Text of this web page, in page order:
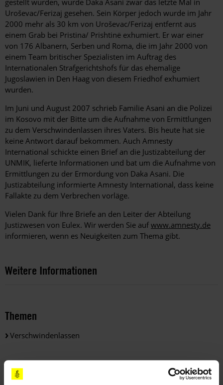
Uroševac/Ferizaj gesehen. Sein Körper jedoch wurde im Jahr
2000 mehr als 30 km von Uroševac/Ferizaj entfernt aus
einem Grab bei Pristina/ Prishtinë exhumiert. Er war einer
von 176 Albanern, Serben und Roma, die im Jahr 2000 von
einem Team britischer Spezialisten im Auftrag des
Internationalen Strafgerichtshofs für das ehemalige
Jugoslawien in Den Haag von diesem Friedhof exhumiert
wurden.
Im Juni und August 2007 schrieb Familie Asani an die Polizei
im Kosovo mit der Bitte um die Aufnahme von Ermittlungen
zu dem Verschwindenlassen ihres Vaters. Bis heute hat sie
keine Antwort darauf bekommen. Auch Amnesty
International schickte einen Brief an die Justizabteilung der
UNMIK, lieferte Informationen und bat um die Aufnahme von
Ermittlungen zu der Ermordung von Daka Asani. Die
Justizabteilung informierte Amnesty International, dass keine
Fallakte zu dem Verbrechen vorläge.
Vielen Dank für Ihre Briefe an den Leiter der Abteilung
Justizwesen von Eulex. Wir werden Sie aufwww.amnesty.de
informieren, wenn es Neuigkeiten zum Thema gibt.
Weitere Informationen
Themen
Verschwindenlassen